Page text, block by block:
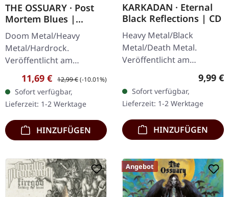
THE OSSUARY · Post
Mortem Blues |
DIGIPAK CD
Doom Metal/Heavy
Metal/Hardrock.
Veröffentlicht am
17.02.2017, auf Supreme
Chaos Records. Limitierte
Erstauflage als Digipak.
Debüt-Album der…
Verkaufspreis:
11,69 € Regulärer Preis:
12,99 €(-10.01%)
Sofort verfügbar,
Lieferzeit: 1-2 Werktage
HINZUFÜGEN
KARKADAN · Eternal
Black Reflections | CD
Heavy Metal/Black
Metal/Death Metal.
Veröffentlicht am
19.01.2002, auf Supreme
Chaos Records. CD im
Jewelcase. Neuauflage mit
neuem Artwork,…
9,99 €
Sofort verfügbar,
Lieferzeit: 1-2 Werktage
HINZUFÜGEN
Angebot